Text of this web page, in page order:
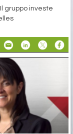
gruppo investe